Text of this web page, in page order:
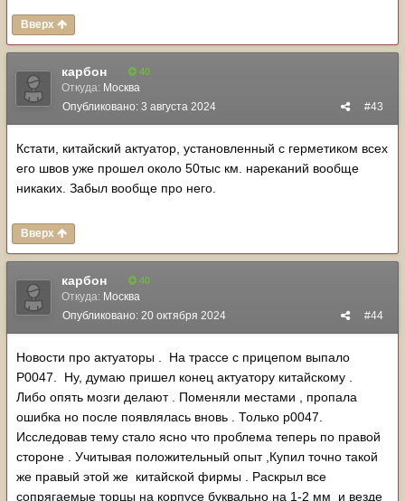
Вверх
карбон 40
Откуда: Москва
#43
Опубликовано: 3 августа 2024
Кстати, китайский актуатор, установленный с герметиком всех
его швов уже прошел около 50тыс км. нареканий вообще
никаких. Забыл вообще про него.
Вверх
карбон 40
Откуда: Москва
#44
Опубликовано: 20 октября 2024
Новости про актуаторы . На трассе с прицепом выпало
Р0047. Ну, думаю пришел конец актуатору китайскому .
Либо опять мозги делают . Поменяли местами , пропала
ошибка но после появлялась вновь . Только р0047.
Исследовав тему стало ясно что проблема теперь по правой
стороне . Учитывая положительный опыт ,Купил точно такой
же правый этой же китайской фирмы . Раскрыл все
сопрягаемые торцы на корпусе буквально на 1-2 мм и везде